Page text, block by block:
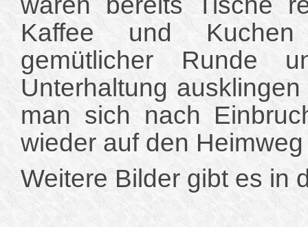
Kaffee und
gemütlicher Runde
Unterhaltung
man sich nach
wieder auf den
Weitere Bilder gibt es in